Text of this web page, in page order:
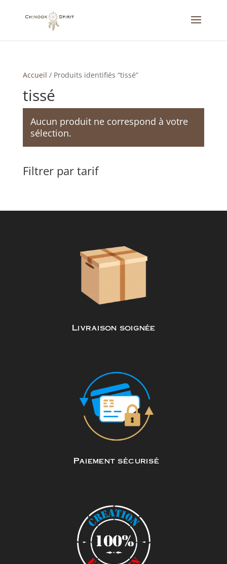
Accueil / Produits identifiés “tissé”
tissé
Aucun produit ne correspond à votre
sélection.
Filtrer par tarif
Livraison soignée
Paiement sécurisé